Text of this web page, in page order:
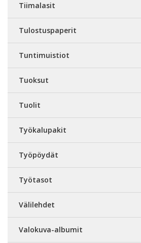
Tiimalasit
Tulostuspaperit
Tuntimuistiot
Tuoksut
Tuolit
Työkalupakit
Työpöydät
Työtasot
Välilehdet
Valokuva-albumit